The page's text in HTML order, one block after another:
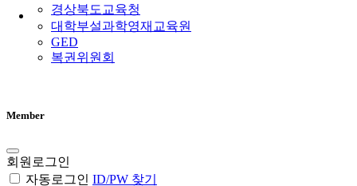
경상북도교육청
대학부설과학영재교육원
GED
복권위원회
Member
회원로그인
자동로그인 ID/PW 찾기